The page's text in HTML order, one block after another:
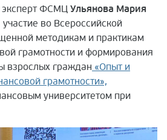
эксперт ФСМЦ Ульянова Мария
во Всероссийской
методикам и практикам
грамотности и формирования
взрослых граждан «Опыт и
грамотности»,
университетом при